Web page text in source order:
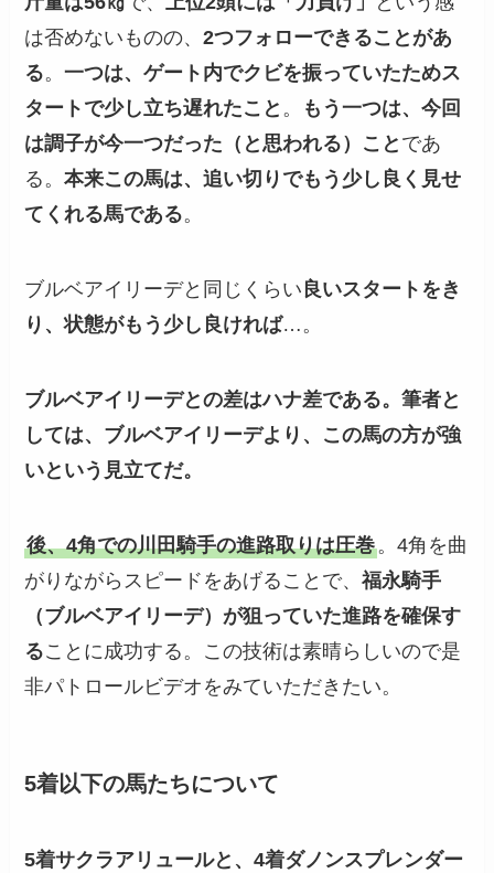
は否めないものの、2つフォローできることがあ
る。一つは、ゲート内でクビを振っていたためス
タートで少し立ち遅れたこと 。
もう一つは、今回
は調子が今一つだった（と思われる）こと であ
る。本来この馬は、追い切りでもう少し良く見せ
てくれる馬である。
ブルベアイリーデと同じくらい 良いスタートをき
り、状態がもう少し良ければ…。
ブルベアイリーデとの差はハナ差である。筆者と
しては、ブルベアイリーデより、この馬の方が強
いという見立てだ。
後、4角での川田騎手の進路取りは圧巻。4角を曲
がりながらスピードをあげることで、福永騎手
（ブルベアイリーデ）が狙っていた進路を確保す
ることに成功する。この技術は素晴らしいので是
非パトロールビデオをみていただきたい。
5着以下の馬たちについて
5着サクラアリュールと、4着ダノンスプレンダー